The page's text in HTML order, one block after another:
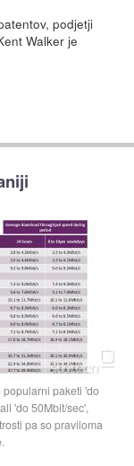
podjetji
Walker je
popularni paketi 'do
'do 50Mbit/sec',
pa so praviloma